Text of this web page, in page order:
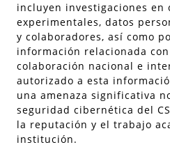
incluyen investigaciones en
experimentales, datos
y colaboradores, así como
información relacionada
colaboración nacional e
autorizado a esta
una amenaza significativa
seguridad cibernética del
la reputación y el trabajo
institución.